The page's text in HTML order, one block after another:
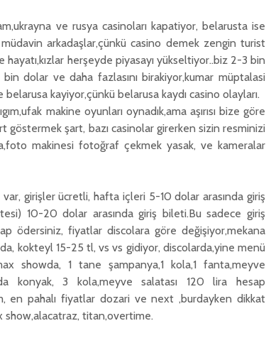
ve rusya casinoları kapatiyor, belarusta ise
arkadaşlar,çünkü casino demek zengin turist
herşeyde piyasayı yükseltiyor..biz 2-3 bin
dolar ve daha fazlasını birakiyor,kumar müptalasi
kayiyor,çünkü belarusa kaydı casino olayları.
makine oyunları oynadık,ama aşırısı bize göre
göstermek şart, bazı casinolar girerken sizin resminizi
makinesi fotoğraf çekmek yasak, ve kameralar
girişler ücretli, hafta içleri 5-10 dolar arasında giriş
10-20 dolar arasında giriş bileti.Bu sadece giriş
ödersiniz, fiyatlar discolara göre değişiyor,mekana
kokteyl 15-25 tl, vs vs gidiyor, discolarda,yine menü
showda, 1 tane şampanya,1 kola,1 fanta,meyve
konyak, 3 kola,meyve salatası 120 lira hesap
en pahalı fiyatlar dozari ve next ,burdayken dikkat
show,alacatraz, titan,overtime.